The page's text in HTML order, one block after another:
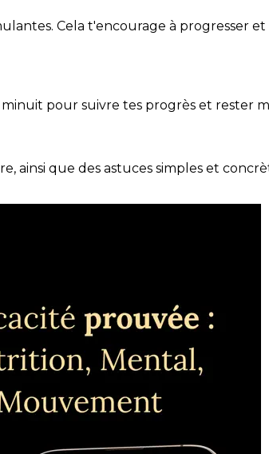
Cela t'encourage à progresser
pour suivre tes progrès et rester
ainsi que des astuces simples et